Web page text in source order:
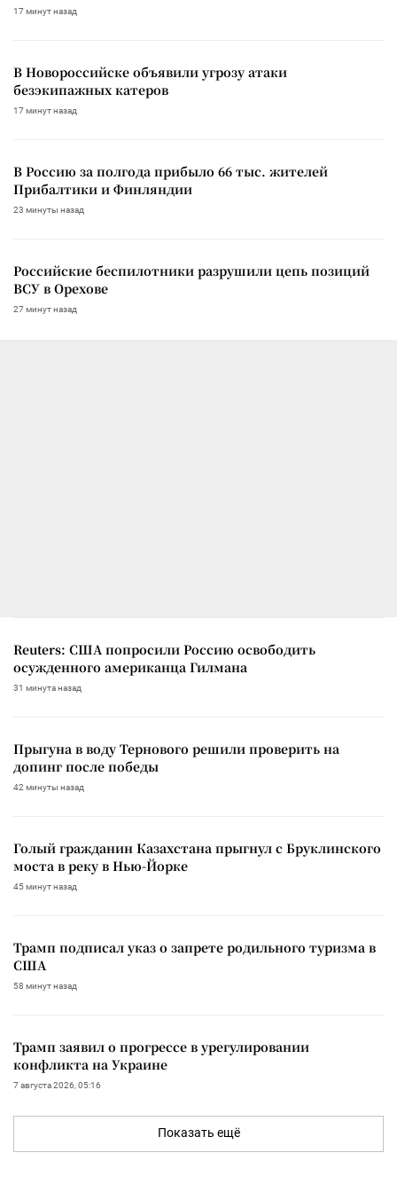
17 минут назад
В Новороссийске объявили угрозу атаки
безэкипажных катеров
17 минут назад
В Россию за полгода прибыло 66 тыс. жителей
Прибалтики и Финляндии
23 минуты назад
Российские беспилотники разрушили цепь позиций
ВСУ в Орехове
27 минут назад
Reuters: США попросили Россию освободить
осужденного американца Гилмана
31 минута назад
Прыгуна в воду Тернового решили проверить на
допинг после победы
42 минуты назад
Голый гражданин Казахстана прыгнул с Бруклинского
моста в реку в Нью-Йорке
45 минут назад
Трамп подписал указ о запрете родильного туризма в
США
58 минут назад
Трамп заявил о прогрессе в урегулировании
конфликта на Украине
7 августа 2026, 05:16
Показать ещё